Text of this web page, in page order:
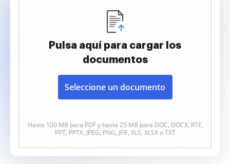
Pulsa aquí para cargar los
documentos
Seleccione un documento
Hasta 100 MB para PDF y hasta 25 MB para DOC, DOCX, RTF,
PPT, PPTX, JPEG, PNG, JFIF, XLS, XLSX o TXT